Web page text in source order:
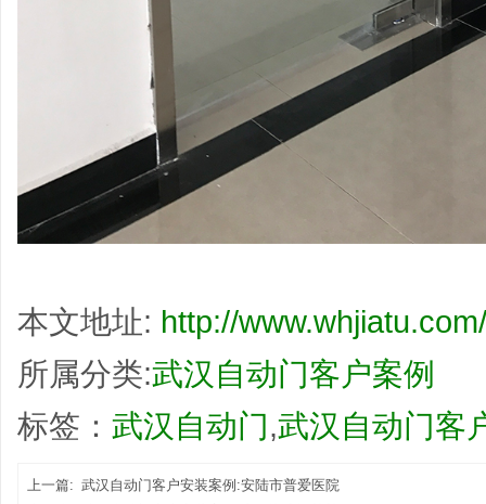
本文地址: http://
所属分类:武汉自动门客户案例
标签： 武汉自动门 ,武汉自动门客
上一篇: 武汉自动门客户安装案例:安陆市普爱医院